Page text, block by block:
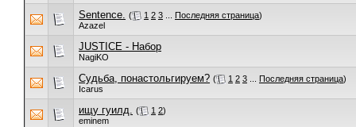
Sentence. ( 1 2 3 Последняя страница)
Azazel
JUSTICE - Набор
NagiKO
Судьба, понастольгируем? ( 1 2 3 Последняя страница)
Icarus
ищу гуилд. ( 1 2)
eminem